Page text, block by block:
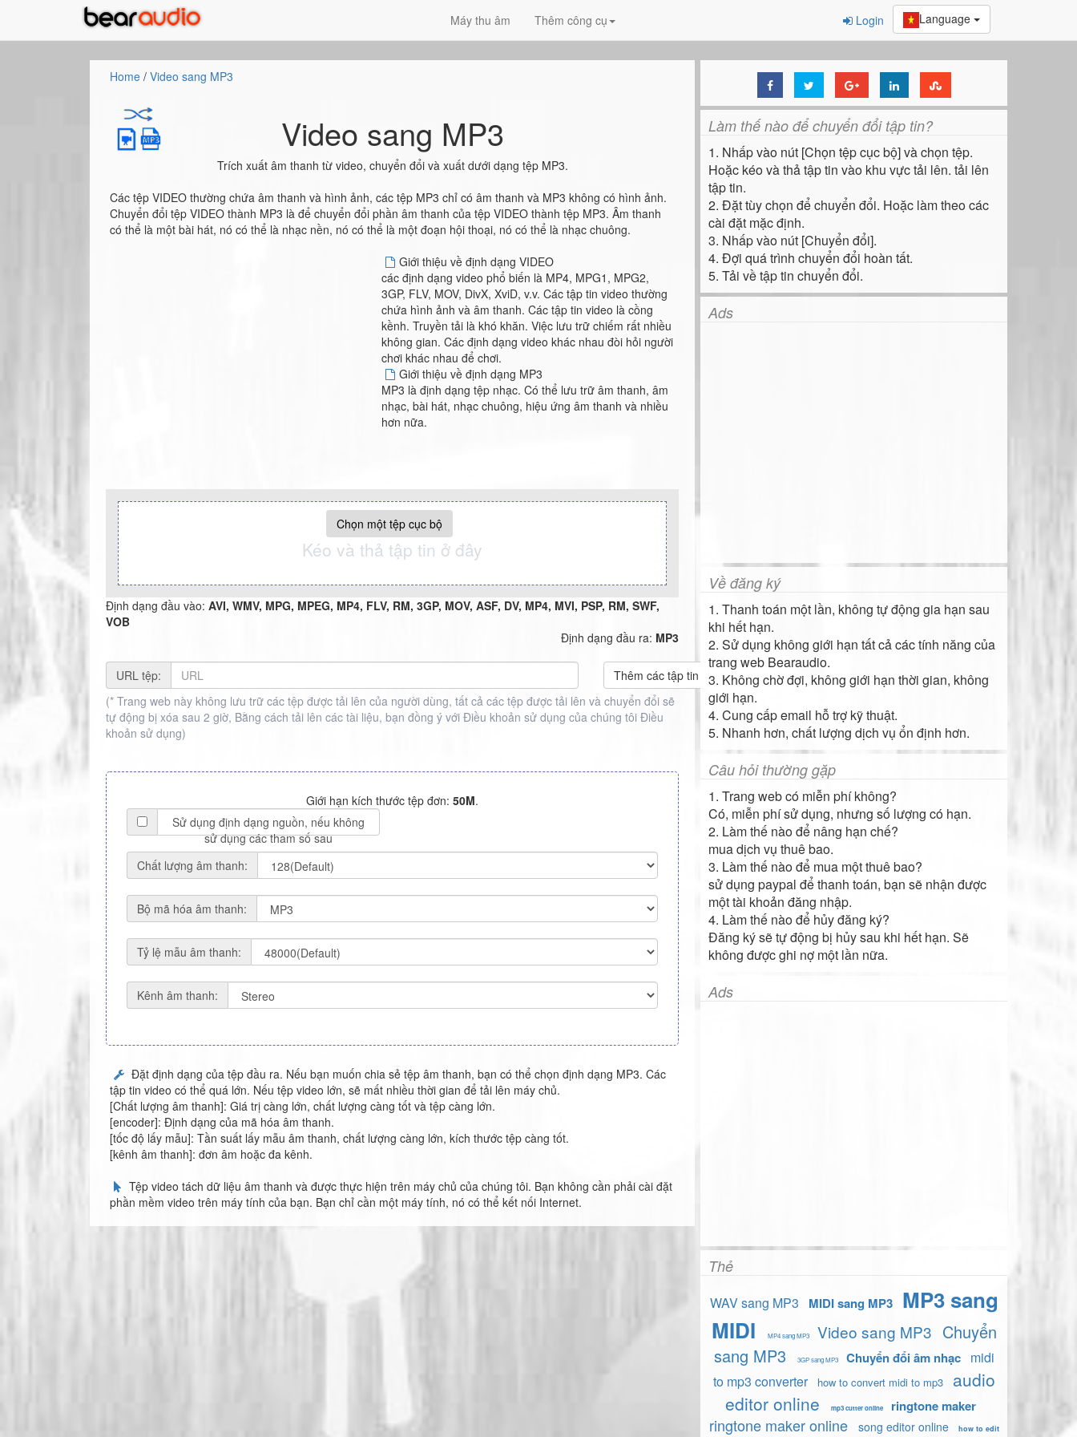
Language
Login
Máy thu âm Thêm công cụ
Home / Video sang MP3
Video sang MP3
Trích xuất âm thanh từ video, chuyển đổi và xuất dưới dạng tệp MP3.
Các tệp VIDEO thường chứa âm thanh và hình ảnh, các tệp MP3 chỉ có âm thanh và MP3 không có hình ảnh.
Chuyển đổi tệp VIDEO thành MP3 là để chuyển đổi phần âm thanh của tệp VIDEO thành tệp MP3. Âm thanh
có thể là một bài hát, nó có thể là nhạc nền, nó có thể là một đoạn hội thoại, nó có thể là nhạc chuông.
Giới thiệu về định dạng VIDEO
các định dạng video phổ biến là MP4, MPG1, MPG2,
3GP, FLV, MOV, DivX, XviD, v.v. Các tập tin video thường
chứa hình ảnh và âm thanh. Các tập tin video là cồng
kềnh. Truyền tải là khó khăn. Việc lưu trữ chiếm rất nhiều
không gian. Các định dạng video khác nhau đòi hỏi người
chơi khác nhau để chơi.
Giới thiệu về định dạng MP3
MP3 là định dạng tệp nhạc. Có thể lưu trữ âm thanh, âm
nhạc, bài hát, nhạc chuông, hiệu ứng âm thanh và nhiều
hơn nữa.
Chọn một tệp cục bộ
Kéo và thả tập tin ở đây
Định dạng đầu vào: AVI, WMV, MPG, MPEG, MP4, FLV, RM, 3GP, MOV, ASF, DV, MP4, MVI, PSP, RM, SWF,
VOB
Định dạng đầu ra: MP3
URL tệp:
Thêm các tập tin
(* Trang web này không lưu trữ các tệp được tải lên của người dùng, tất cả các tệp được tải lên và chuyển đổi sẽ
tự động bị xóa sau 2 giờ, Bằng cách tải lên các tài liệu, bạn đồng ý với Điều khoản sử dụng của chúng tôi Điều
khoản sử dụng)
Giới hạn kích thước tệp đơn: 50M.
Sử dụng định dạng nguồn, nếu không
sử dụng các tham số sau
Chất lượng âm thanh:
Bộ mã hóa âm thanh:
Tỷ lệ mẫu âm thanh:
Kênh âm thanh:
Đặt định dạng của tệp đầu ra. Nếu bạn muốn chia sẻ tệp âm thanh, bạn có thể chọn định dạng MP3. Các
tập tin video có thể quá lớn. Nếu tệp video lớn, sẽ mất nhiều thời gian để tải lên máy chủ.
[Chất lượng âm thanh]: Giá trị càng lớn, chất lượng càng tốt và tệp càng lớn.
[encoder]: Định dạng của mã hóa âm thanh.
[tốc độ lấy mẫu]: Tần suất lấy mẫu âm thanh, chất lượng càng lớn, kích thước tệp càng tốt.
[kênh âm thanh]: đơn âm hoặc đa kênh.
Tệp video tách dữ liệu âm thanh và được thực hiện trên máy chủ của chúng tôi. Bạn không cần phải cài đặt
phần mềm video trên máy tính của bạn. Bạn chỉ cần một máy tính, nó có thể kết nối Internet.
Làm thế nào để chuyển đổi tập tin?
1. Nhấp vào nút [Chọn tệp cục bộ] và chọn tệp.
Hoặc kéo và thả tập tin vào khu vực tải lên. tải lên
tập tin.
2. Đặt tùy chọn để chuyển đổi. Hoặc làm theo các
cài đặt mặc định.
3. Nhấp vào nút [Chuyển đổi].
4. Đợi quá trình chuyển đổi hoàn tất.
5. Tải về tập tin chuyển đổi.
Ads
Về đăng ký
1. Thanh toán một lần, không tự động gia hạn sau
khi hết hạn.
2. Sử dụng không giới hạn tất cả các tính năng của
trang web Bearaudio.
3. Không chờ đợi, không giới hạn thời gian, không
giới hạn.
4. Cung cấp email hỗ trợ kỹ thuật.
5. Nhanh hơn, chất lượng dịch vụ ổn định hơn.
Câu hỏi thường gặp
1. Trang web có miễn phí không?
Có, miễn phí sử dụng, nhưng số lượng có hạn.
2. Làm thế nào để nâng hạn chế?
mua dịch vụ thuê bao.
3. Làm thế nào để mua một thuê bao?
sử dụng paypal để thanh toán, bạn sẽ nhận được
một tài khoản đăng nhập.
4. Làm thế nào để hủy đăng ký?
Đăng ký sẽ tự động bị hủy sau khi hết hạn. Sẽ
không được ghi nợ một lần nữa.
Ads
Thẻ
WAV sang MP3 MIDI sang MP3
MP3 sang
MIDI
MP4 sang MP3 Video sang MP3 Chuyển
sang MP3
3GP sang MP3 Chuyển đổi âm nhạc
midi
to mp3 converter
how to convert midi to mp3
audio
editor online
mp3 cutter online ringtone maker
ringtone maker online song editor online how to edit